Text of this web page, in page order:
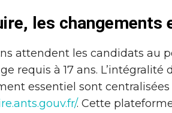
les changements
attendent les candidats au
requis à 17 ans.
essentiel sont
. Cette